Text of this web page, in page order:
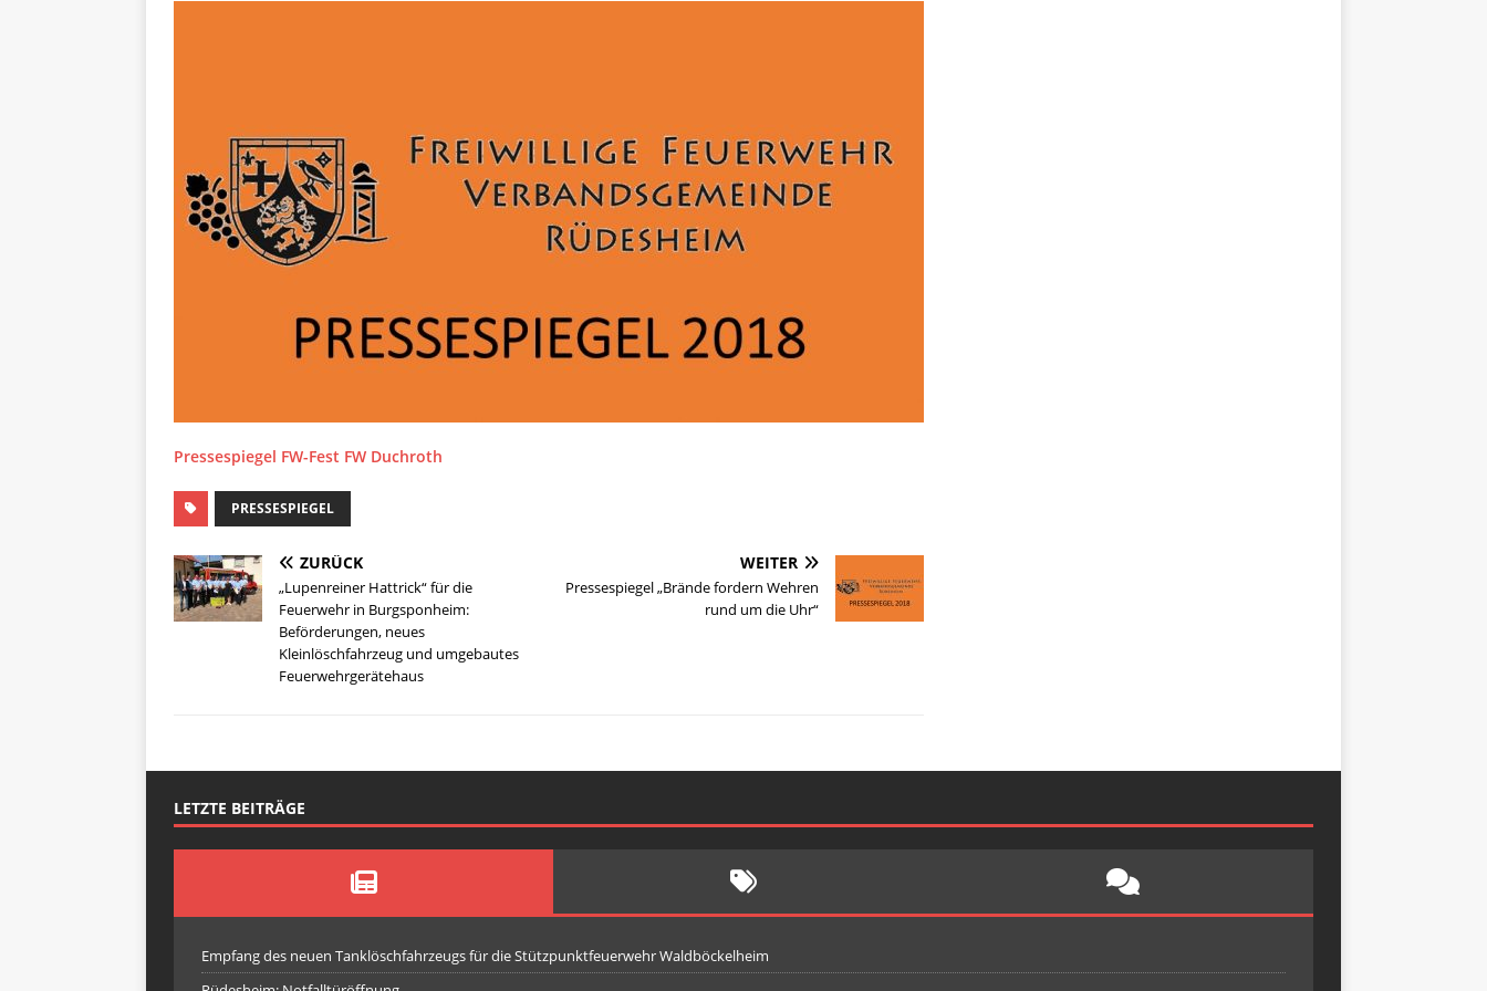
Pressespiegel FW-Fest FW Duchroth
PRESSESPIEGEL
ZURÜCK
„Lupenreiner Hattrick“ für die
Feuerwehr in Burgsponheim:
Beförderungen, neues
Kleinlöschfahrzeug und umgebautes
Feuerwehrgerätehaus
WEITER
Pressespiegel „Brände fordern Wehren
rund um die Uhr“
LETZTE BEITRÄGE
Empfang des neuen Tanklöschfahrzeugs für die Stützpunktfeuerwehr Waldböckelheim